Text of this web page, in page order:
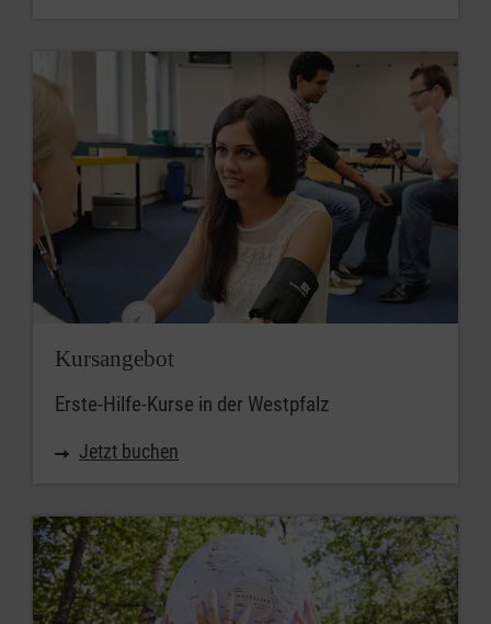
Kursangebot
Erste-Hilfe-Kurse in der Westpfalz
Jetzt buchen